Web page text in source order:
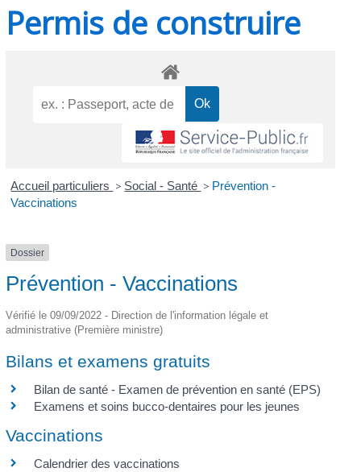
Permis de construire
Accueil particuliers > Social - Santé > Prévention -
Vaccinations
Dossier
Prévention - Vaccinations
Vérifié le 09/09/2022 - Direction de l'information légale et
administrative (Première ministre)
Bilans et examens gratuits
Bilan de santé - Examen de prévention en santé (EPS)
Examens et soins bucco-dentaires pour les jeunes
Vaccinations
Calendrier des vaccinations